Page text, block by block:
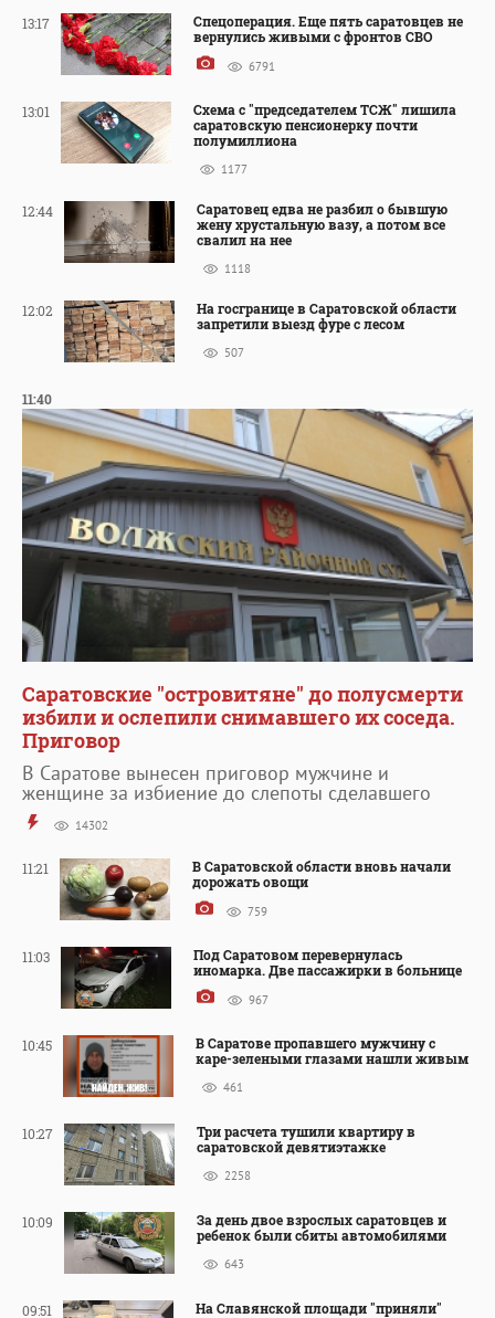
13:17
Спецоперация. Еще пять саратовцев не
вернулись живыми с фронтов СВО
6791
13:01
Схема с "председателем ТСЖ" лишила
саратовскую пенсионерку почти
полумиллиона
1177
12:44
Саратовец едва не разбил о бывшую
жену хрустальную вазу, а потом все
свалил на нее
1118
12:02
На госгранице в Саратовской области
запретили выезд фуре с лесом
507
11:40
Саратовские "островитяне" до полусмерти
избили и ослепили снимавшего их соседа.
Приговор
В Саратове вынесен приговор мужчине и
женщине за избиение до слепоты сделавшего
14302
11:21
В Саратовской области вновь начали
дорожать овощи
759
11:03
Под Саратовом перевернулась
иномарка. Две пассажирки в больнице
967
10:45
В Саратове пропавшего мужчину с
каре-зелеными глазами нашли живым
461
10:27
Три расчета тушили квартиру в
саратовской девятиэтажке
2258
10:09
За день двое взрослых саратовцев и
ребенок были сбиты автомобилями
643
09:51
На Славянской площади "приняли"